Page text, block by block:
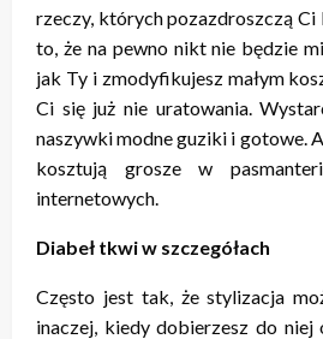
rzeczy, których pozazdroszczą Ci
to, że na pewno nikt nie będzie
jak Ty i zmodyfikujesz małym
Ci się już nie uratowania.
naszywki modne guziki i gotowe.
kosztują grosze w
internetowych.
Diabeł tkwi w szczegółach
Często jest tak, że stylizacja
inaczej, kiedy dobierzesz do niej